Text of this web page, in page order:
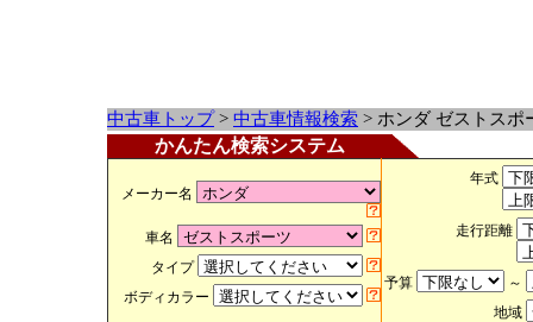
中古車トップ> 中古車情報検索 > ホンダ ゼストスポ
かんたん検索システム
メーカー名
車名
タイプ
ボディカラー
年式
走行距離
予算
～
地域